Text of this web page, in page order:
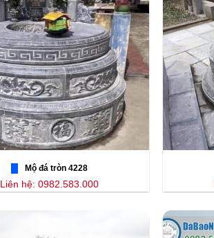
Mộ đá tròn 4228
Liên hệ: 0982.583.000